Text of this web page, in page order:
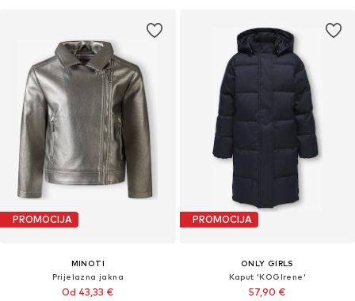
PROMOCIJA
MINOTI
Prijelazna jakna
Od 43,33 €
PROMOCIJA
ONLY GIRLS
Kaput 'KOGIrene'
57,90 €